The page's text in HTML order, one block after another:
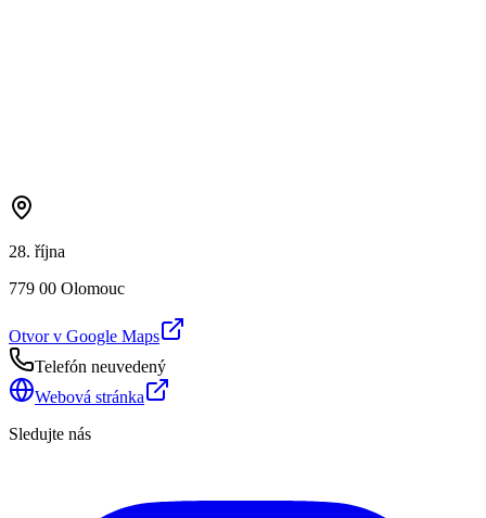
28. října
779 00 Olomouc
Otvor v Google Maps
Telefón neuvedený
Webová stránka
Sledujte nás